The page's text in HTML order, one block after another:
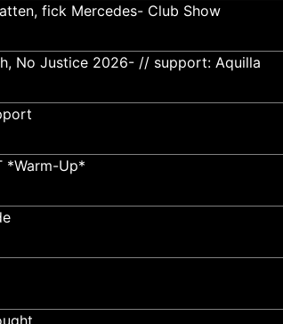
fick Mercedes- Club Show
No Justice 2026- // support: Aquilla
*Warm-Up*